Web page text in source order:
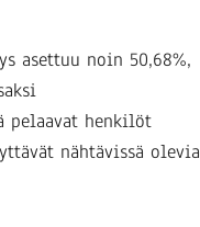
asettuu noin 50,68%,
pelaavat henkilöt
nähtävissä olevia